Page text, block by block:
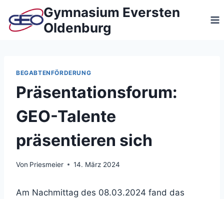
Inhalt
springen
Gymnasium Eversten
Oldenburg
BEGABTENFÖRDERUNG
Präsentationsforum:
GEO-Talente
präsentieren sich
Von Priesmeier 14. März 2024
Am Nachmittag des 08.03.2024 fand das